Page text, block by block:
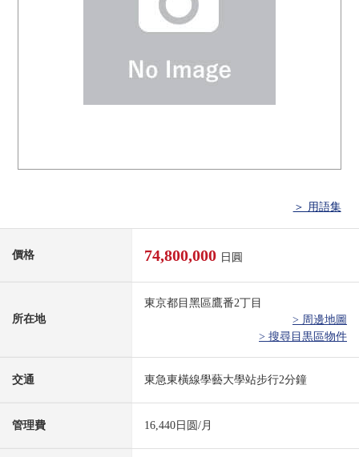
＞ 用語集
價格 74,800,000 日圓
所在地
東京都目黑區鷹番2丁目
> 周邊地圖
> 搜尋目黒區物件
交通 東急東橫線學藝大學站步行2分鐘
管理費 16,440日圆/月